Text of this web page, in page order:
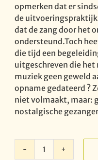
opmerken dat er
de
dat de zang door het
ondersteund.Toch
die tijd een
uitgeschreven die het
muziek geen geweld
opname gedateerd ?
niet volmaakt, maar:
nostalgische
Rorate